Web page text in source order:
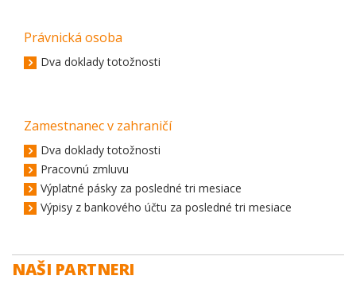
Právnická osoba
Dva doklady totožnosti
Zamestnanec v zahraničí
Dva doklady totožnosti
Pracovnú zmluvu
Výplatné pásky za posledné tri mesiace
Výpisy z bankového účtu za posledné tri mesiace
NAŠI PARTNERI